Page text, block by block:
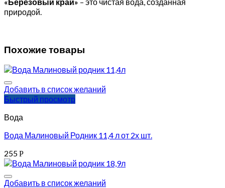
природой.
Похожие товары
Добавить в список желаний
Быстрый просмотр
Вода
Вода Малиновый Родник 11,4 л от 2х шт.
255Р
Добавить в список желаний